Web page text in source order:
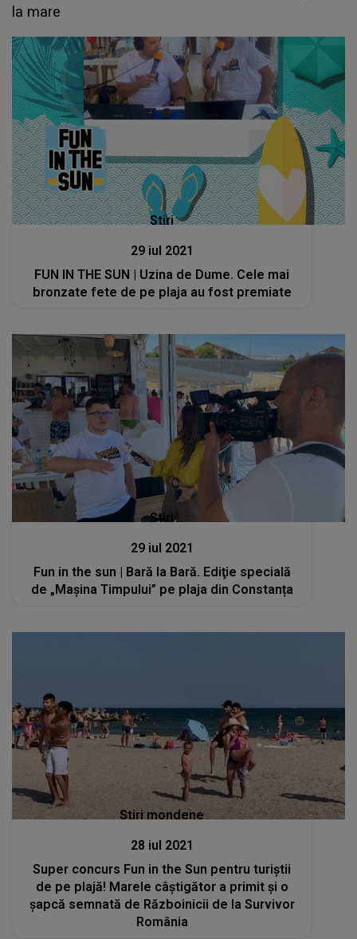
la mare
Stiri
29 iul 2021
FUN IN THE SUN | Uzina de Dume. Cele mai
bronzate fete de pe plaja au fost premiate
Stiri
29 iul 2021
Fun in the sun | Bară la Bară. Ediţie specială
de „Mașina Timpului” pe plaja din Constanța
Stiri mondene
28 iul 2021
Super concurs Fun in the Sun pentru turiştii
de pe plajă! Marele câştigător a primit şi o
şapcă semnată de Războinicii de la Survivor
România